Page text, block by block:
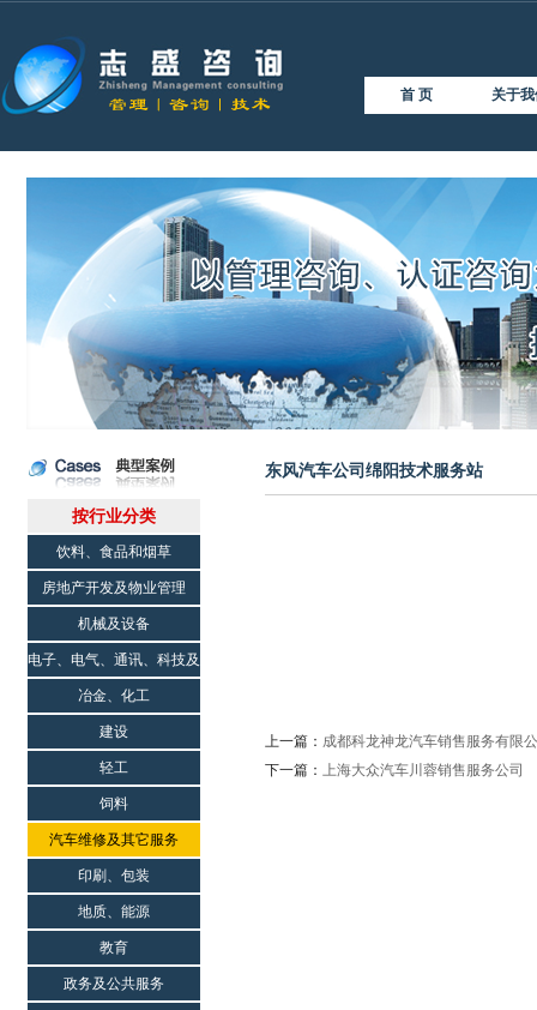
首 页 关于
按行业分类
饮料、食品和烟草
房地产开发及物业管理
机械及设备
电子、电气、通讯、科技及
科研院所
冶金、化工
建设
轻工
饲料
汽车维修及其它服务
印刷、包装
地质、能源
教育
政务及公共服务
东风汽车公司绵阳技术服务站
上一篇： 成都科龙神龙汽车销售服务有限
下一篇： 上海大众汽车川蓉销售服务公司